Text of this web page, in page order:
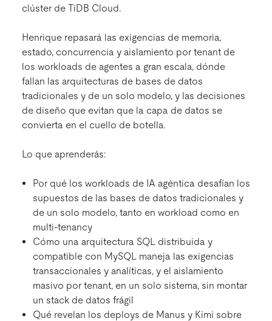
clúster de TiDB Cloud.
Henrique repasará las exigencias de memoria,
estado, concurrencia y aislamiento por tenant de
los workloads de agentes a gran escala, dónde
fallan las arquitecturas de bases de datos
tradicionales y de un solo modelo, y las decisiones
de diseño que evitan que la capa de datos se
convierta en el cuello de botella.
Lo que aprenderás:
Por qué los workloads de IA agéntica desafían los
supuestos de las bases de datos tradicionales y
de un solo modelo, tanto en workload como en
multi-tenancy
Cómo una arquitectura SQL distribuida y
compatible con MySQL maneja las exigencias
transaccionales y analíticas, y el aislamiento
masivo por tenant, en un solo sistema, sin montar
un stack de datos frágil
Qué revelan los deploys de Manus y Kimi sobre